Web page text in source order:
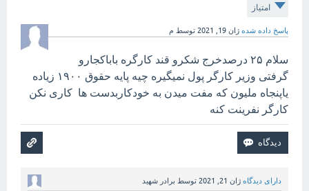
امتیاز
پاسخ داده شده ژان 19, 2021 توسط م
سلام ۲۵ درصدخرج شکرو قند کارگره باباکجارو
گرفتی وزیر کارگر پول نمیگیره چیه پایه حقوق ۱۹۰۰ زیاده
یاپنجاه ملیون که مفت میدن به خودکاربدست ها کاری نکن
کارگر نفرینت کنه
دارای دیدگاه ژان 21, 2021 توسط برادر شهید